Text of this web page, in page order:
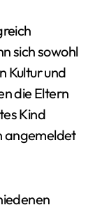
sich sowohl
Kultur und
die Eltern
Kind
angemeldet